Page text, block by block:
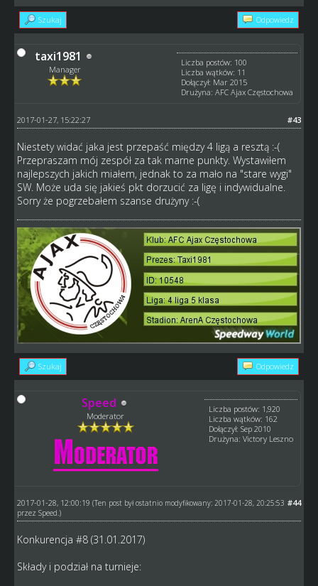
Szukaj Odpowiedz
taxi1981
Manager
Liczba postów: 100
Liczba wątków: 11
Dołączył: Mar 2015
Drużyna: AFC Ajax Częstochowa
#43
2017-01-27, 15:22:27
Niestety widać jaka jest przepaść między 4 ligą a resztą :-(
Przepraszam mój zespół za tak marne punkty. Wystawiłem
najlepszych jakich miałem, jednak to za mało na "stare wygi"
SW. Może uda się jakieś pkt dorzucić za ligę i indywidualne.
Sorry że pogrzebałem szanse drużyny :-(
Szukaj Odpowiedz
Speed
Moderator
Liczba postów: 1,920
Liczba wątków: 162
Dołączył: Sep 2010
Drużyna: Victory Leszno
#44
2017-01-28, 12:00:19 (Ten post był ostatnio modyfikowany: 2017-01-28, 20:25:53
przez Speed.)
Konkurencja #8 (31.01.2017)
Składy i podział na turnieje: